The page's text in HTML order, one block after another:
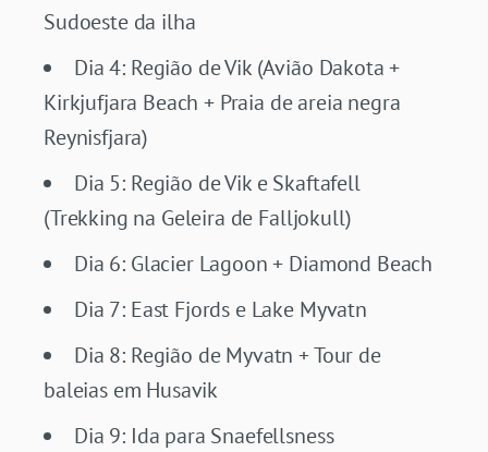
Sudoeste da ilha
Dia 4: Região de Vik (Avião Dakota +
Kirkjufjara Beach + Praia de areia negra
Reynisfjara)
Dia 5: Região de Vik e Skaftafell
(Trekking na Geleira de Falljokull)
Dia 6: Glacier Lagoon + Diamond Beach
Dia 7: East Fjords e Lake Myvatn
Dia 8: Região de Myvatn + Tour de
baleias em Husavik
Dia 9: Ida para Snaefellsness